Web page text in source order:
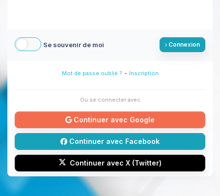
Se souvenir de moi Connexion
Mot de passe oublié ? - Inscription
Ou se connecter avec
Continuer avec Google
Continuer avec Facebook
Continuer avec X (Twitter)